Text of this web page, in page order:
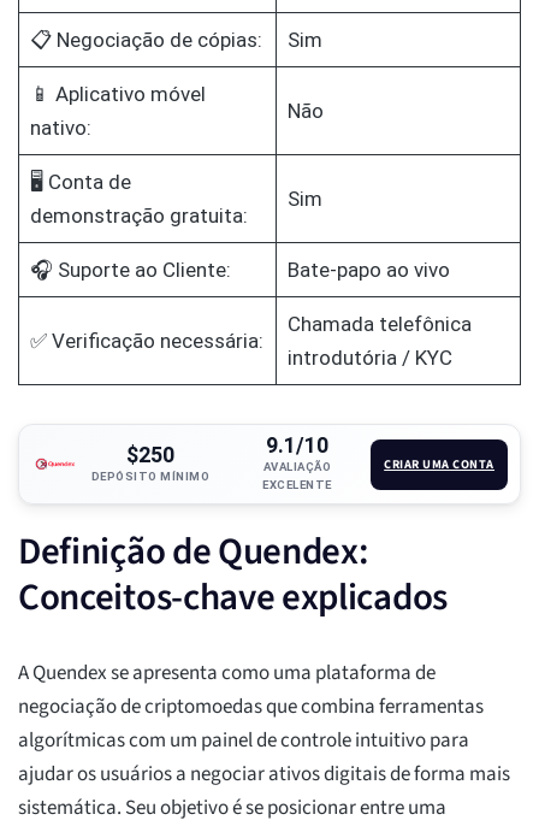
📋 Negociação de cópias: Sim
📱 Aplicativo móvel
nativo:
Não
🖥️ Conta de
demonstração gratuita:
Sim
🎧 Suporte ao Cliente: Bate-papo ao vivo
✅ Verificação necessária:
Chamada telefônica
introdutória / KYC
$250
DEPÓSITO MÍNIMO
9.1/10
AVALIAÇÃO
EXCELENTE
CRIAR UMA CONTA
Definição de Quendex:
Conceitos-chave explicados
A Quendex se apresenta como uma plataforma de
negociação de criptomoedas que combina ferramentas
algorítmicas com um painel de controle intuitivo para
ajudar os usuários a negociar ativos digitais de forma mais
sistemática. Seu objetivo é se posicionar entre uma